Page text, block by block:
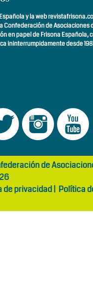
y la web
Confederación de Asociaciones
en papel de Frisona Española,
ininterrumpidamente desde
de
de privacidad| Política